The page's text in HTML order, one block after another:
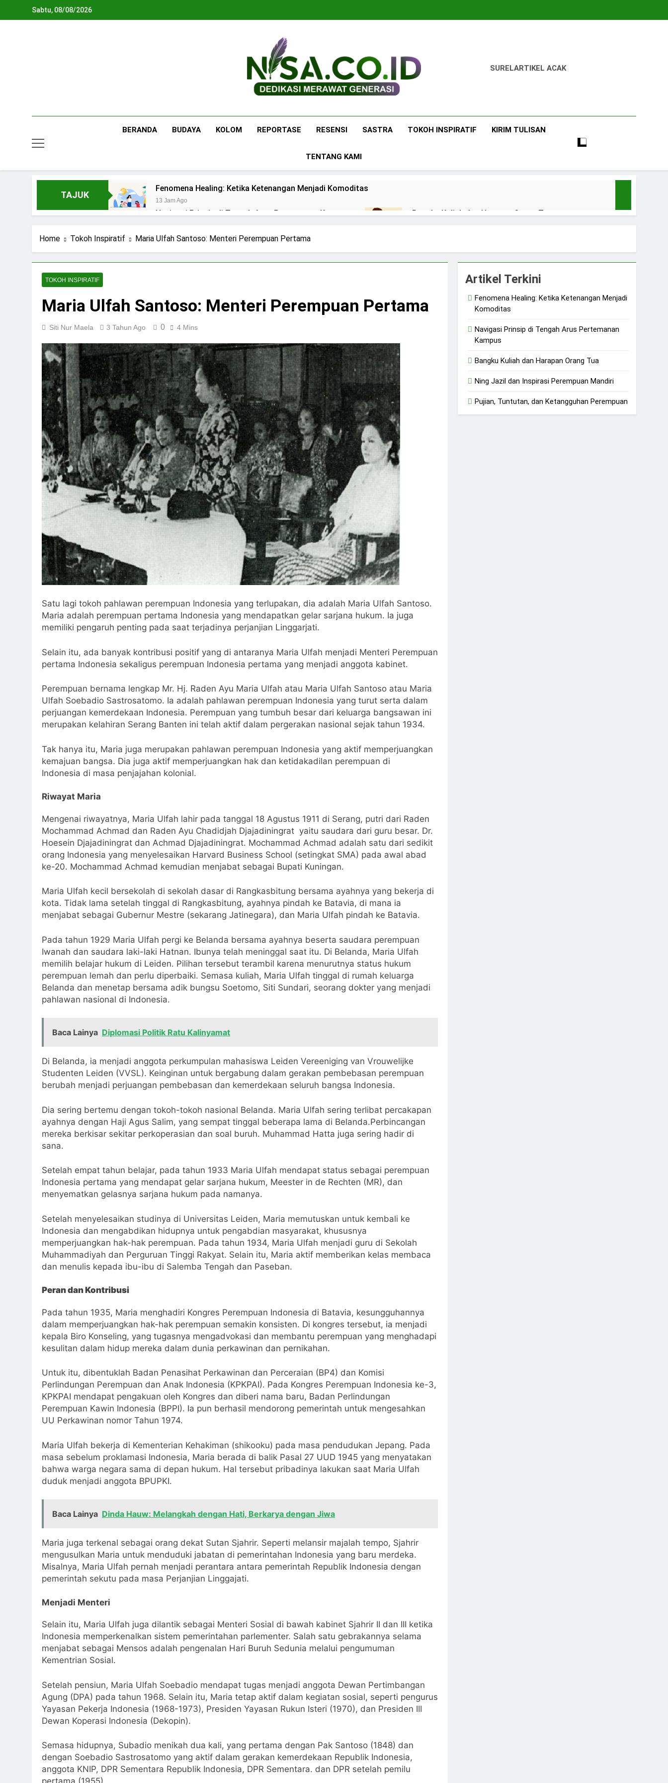
Sabtu, 08/08/2026
Nisa.co.id
SURELARTIKEL ACAK
BERANDA BUDAYA KOLOM REPORTASE RESENSI SASTRA TOKOH INSPIRATIF KIRIM TULISAN
TENTANG KAMI
TAJUK
Fenomena Healing: Ketika Ketenangan Menjadi Komoditas
13 Jam Ago
Navigasi Prinsip di Tengah Arus Pertemanan Kampus Bangku Kuliah dan Harapan Orang Tua
Ning Jazil dan Inspirasi Perempuan Mandiri
Stigma Skincare Laki-laki Skincare untuk Semua Gender
7 Hari Ago
Home Tokoh Inspiratif Maria Ulfah Santoso: Menteri Perempuan Pertama
TOKOH INSPIRATIF
Maria Ulfah Santoso: Menteri Perempuan Pertama
Siti Nur Maela 3 Tahun Ago 0 4 Mins
Satu lagi tokoh pahlawan perempuan Indonesia yang terlupakan, dia adalah Maria Ulfah Santoso.
Maria adalah perempuan pertama Indonesia yang mendapatkan gelar sarjana hukum. Ia juga
memiliki pengaruh penting pada saat terjadinya perjanjian Linggarjati.
Selain itu, ada banyak kontribusi positif yang di antaranya Maria Ulfah menjadi Menteri Perempuan
pertama Indonesia sekaligus perempuan Indonesia pertama yang menjadi anggota kabinet.
Perempuan bernama lengkap Mr. Hj. Raden Ayu Maria Ulfah atau Maria Ulfah Santoso atau Maria
Ulfah Soebadio Sastrosatomo. Ia adalah pahlawan perempuan Indonesia yang turut serta dalam
perjuangan kemerdekaan Indonesia. Perempuan yang tumbuh besar dari keluarga bangsawan ini
merupakan kelahiran Serang Banten ini telah aktif dalam pergerakan nasional sejak tahun 1934.
Tak hanya itu, Maria juga merupakan pahlawan perempuan Indonesia yang aktif memperjuangkan
kemajuan bangsa. Dia juga aktif memperjuangkan hak dan ketidakadilan perempuan di
Indonesia di masa penjajahan kolonial.
Riwayat Maria
Mengenai riwayatnya, Maria Ulfah lahir pada tanggal 18 Agustus 1911 di Serang, putri dari Raden
Mochammad Achmad dan Raden Ayu Chadidjah Djajadiningrat yaitu saudara dari guru besar. Dr.
Hoesein Djajadiningrat dan Achmad Djajadiningrat. Mochammad Achmad adalah satu dari sedikit
orang Indonesia yang menyelesaikan Harvard Business School (setingkat SMA) pada awal abad
ke-20. Mochammad Achmad kemudian menjabat sebagai Bupati Kuningan.
Maria Ulfah kecil bersekolah di sekolah dasar di Rangkasbitung bersama ayahnya yang bekerja di
kota. Tidak lama setelah tinggal di Rangkasbitung, ayahnya pindah ke Batavia, di mana ia
menjabat sebagai Gubernur Mestre (sekarang Jatinegara), dan Maria Ulfah pindah ke Batavia.
Pada tahun 1929 Maria Ulfah pergi ke Belanda bersama ayahnya beserta saudara perempuan
Iwanah dan saudara laki-laki Hatnan. Ibunya telah meninggal saat itu. Di Belanda, Maria Ulfah
memilih belajar hukum di Leiden. Pilihan tersebut terambil karena menurutnya status hukum
perempuan lemah dan perlu diperbaiki. Semasa kuliah, Maria Ulfah tinggal di rumah keluarga
Belanda dan menetap bersama adik bungsu Soetomo, Siti Sundari, seorang dokter yang menjadi
pahlawan nasional di Indonesia.
Baca Lainya Diplomasi Politik Ratu Kalinyamat
Di Belanda, ia menjadi anggota perkumpulan mahasiswa Leiden Vereeniging van Vrouwelijke
Studenten Leiden (VVSL). Keinginan untuk bergabung dalam gerakan pembebasan perempuan
berubah menjadi perjuangan pembebasan dan kemerdekaan seluruh bangsa Indonesia.
Dia sering bertemu dengan tokoh-tokoh nasional Belanda. Maria Ulfah sering terlibat percakapan
ayahnya dengan Haji Agus Salim, yang sempat tinggal beberapa lama di Belanda.Perbincangan
mereka berkisar sekitar perkoperasian dan soal buruh. Muhammad Hatta juga sering hadir di
sana.
Setelah empat tahun belajar, pada tahun 1933 Maria Ulfah mendapat status sebagai perempuan
Indonesia pertama yang mendapat gelar sarjana hukum, Meester in de Rechten (MR), dan
menyematkan gelasnya sarjana hukum pada namanya.
Setelah menyelesaikan studinya di Universitas Leiden, Maria memutuskan untuk kembali ke
Indonesia dan mengabdikan hidupnya untuk pengabdian masyarakat, khususnya
memperjuangkan hak-hak perempuan. Pada tahun 1934, Maria Ulfah menjadi guru di Sekolah
Muhammadiyah dan Perguruan Tinggi Rakyat. Selain itu, Maria aktif memberikan kelas membaca
dan menulis kepada ibu-ibu di Salemba Tengah dan Paseban.
Peran dan Kontribusi
Pada tahun 1935, Maria menghadiri Kongres Perempuan Indonesia di Batavia, kesungguhannya
dalam memperjuangkan hak-hak perempuan semakin konsisten. Di kongres tersebut, ia menjadi
kepala Biro Konseling, yang tugasnya mengadvokasi dan membantu perempuan yang menghadapi
kesulitan dalam hidup mereka dalam dunia perkawinan dan pernikahan.
Untuk itu, dibentuklah Badan Penasihat Perkawinan dan Perceraian (BP4) dan Komisi
Perlindungan Perempuan dan Anak Indonesia (KPKPAI). Pada Kongres Perempuan Indonesia ke-3,
KPKPAI mendapat pengakuan oleh Kongres dan diberi nama baru, Badan Perlindungan
Perempuan Kawin Indonesia (BPPI). Ia pun berhasil mendorong pemerintah untuk mengesahkan
UU Perkawinan nomor Tahun 1974.
Maria Ulfah bekerja di Kementerian Kehakiman (shikooku) pada masa pendudukan Jepang. Pada
masa sebelum proklamasi Indonesia, Maria berada di balik Pasal 27 UUD 1945 yang menyatakan
bahwa warga negara sama di depan hukum. Hal tersebut pribadinya lakukan saat Maria Ulfah
duduk menjadi anggota BPUPKI.
Baca Lainya Dinda Hauw: Melangkah dengan Hati, Berkarya dengan Jiwa
Maria juga terkenal sebagai orang dekat Sutan Sjahrir. Seperti melansir majalah tempo, Sjahrir
mengusulkan Maria untuk menduduki jabatan di pemerintahan Indonesia yang baru merdeka.
Misalnya, Maria Ulfah pernah menjadi perantara antara pemerintah Republik Indonesia dengan
pemerintah sekutu pada masa Perjanjian Linggajati.
Menjadi Menteri
Selain itu, Maria Ulfah juga dilantik sebagai Menteri Sosial di bawah kabinet Sjahrir II dan III ketika
Indonesia memperkenalkan sistem pemerintahan parlementer. Salah satu gebrakannya selama
menjabat sebagai Mensos adalah pengenalan Hari Buruh Sedunia melalui pengumuman
Kementrian Sosial.
Setelah pensiun, Maria Ulfah Soebadio mendapat tugas menjadi anggota Dewan Pertimbangan
Agung (DPA) pada tahun 1968. Selain itu, Maria tetap aktif dalam kegiatan sosial, seperti pengurus
Yayasan Pekerja Indonesia (1968-1973), Presiden Yayasan Rukun Isteri (1970), dan Presiden III
Dewan Koperasi Indonesia (Dekopin).
Semasa hidupnya, Subadio menikah dua kali, yang pertama dengan Pak Santoso (1848) dan
dengan Soebadio Sastrosatomo yang aktif dalam gerakan kemerdekaan Republik Indonesia,
anggota KNIP, DPR Sementara Republik Indonesia, DPR Sementara. dan DPR setelah pemilu
Artikel Terkini
Fenomena Healing: Ketika Ketenangan Menjadi
Komoditas
Navigasi Prinsip di Tengah Arus Pertemanan
Kampus
Bangku Kuliah dan Harapan Orang Tua
Ning Jazil dan Inspirasi Perempuan Mandiri
Pujian, Tuntutan, dan Ketangguhan Perempuan